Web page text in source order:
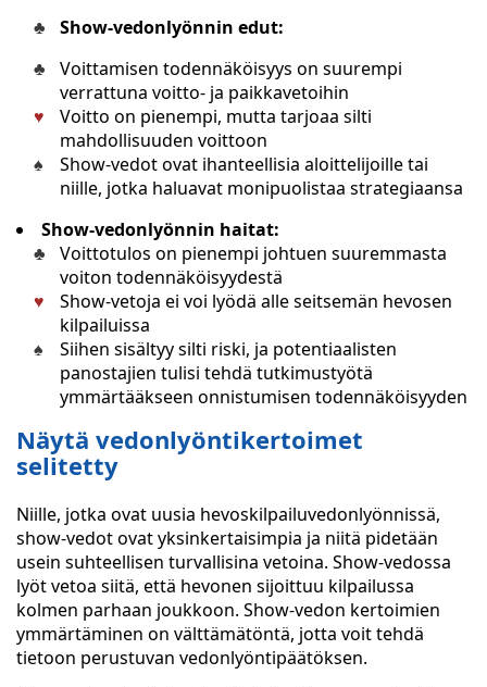
Show-vedonlyönnin edut:
Voittamisen todennäköisyys on suurempi
verrattuna voitto- ja paikkavetoihin
Voitto on pienempi, mutta tarjoaa silti
mahdollisuuden voittoon
Show-vedot ovat ihanteellisia aloittelijoille tai
niille, jotka haluavat monipuolistaa strategiaansa
Show-vedonlyönnin haitat:
Voittotulos on pienempi johtuen suuremmasta
voiton todennäköisyydestä
Show-vetoja ei voi lyödä alle seitsemän hevosen
kilpailuissa
Siihen sisältyy silti riski, ja potentiaalisten
panostajien tulisi tehdä tutkimustyötä
ymmärtääkseen onnistumisen todennäköisyyden
Näytä vedonlyöntikertoimet
selitetty
Niille, jotka ovat uusia hevoskilpailuvedonlyönnissä,
show-vedot ovat yksinkertaisimpia ja niitä pidetään
usein suhteellisen turvallisina vetoina. Show-vedossa
lyöt vetoa siitä, että hevonen sijoittuu kilpailussa
kolmen parhaan joukkoon. Show-vedon kertoimien
ymmärtäminen on välttämätöntä, jotta voit tehdä
tietoon perustuvan vedonlyöntipäätöksen.